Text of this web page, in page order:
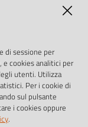
alle condizioni
CE e dal d.lgs.
di sessione per
cookies analitici per
utenti. Utilizza
Per i cookie di
sul pulsante
i cookies oppure
.